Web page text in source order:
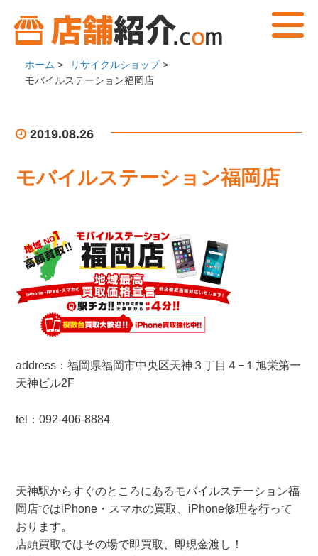
ホーム > リサイクルショップ>
モバイルステーション福岡店
2019.08.26
モバイルステーション福岡店
address：福岡県福岡市中央区天神３丁目４−１ 旭栄第一
天神ビル2F
tel：092-406-8884
天神駅からすぐのところにあるモバイルステーション福
岡店ではiPhone・スマホの買取、iPhone修理を行って
おります。
店頭買取ではその場で即買取、即現金渡し！